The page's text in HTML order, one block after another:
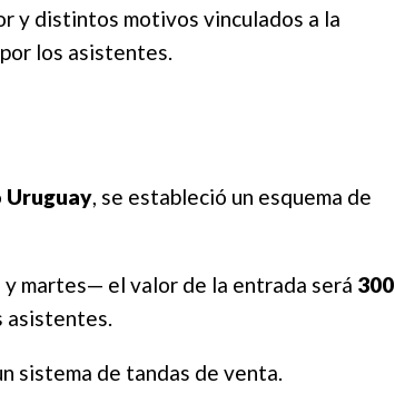
y distintos motivos vinculados a la
los asistentes.
, se estableció un esquema de
martes— el valor de la entrada será 300
asistentes.
sistema de tandas de venta.